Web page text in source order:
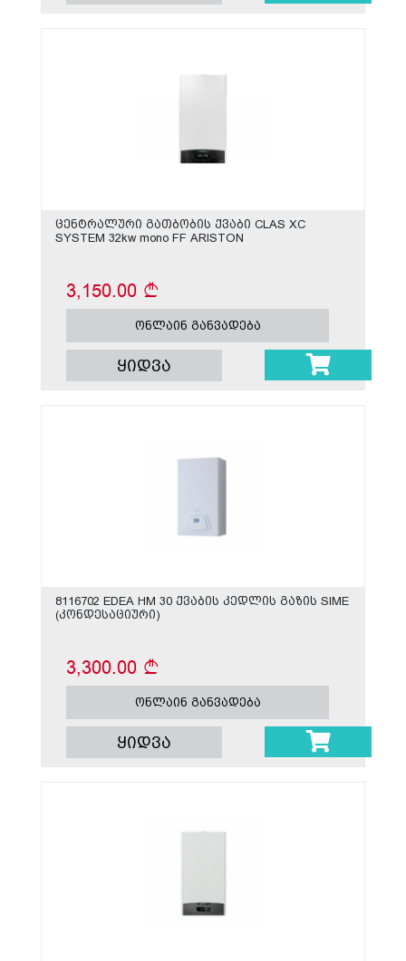
ცენტრალური გათბობის ქვაბი CLAS XC
SYSTEM 32kw mono FF ARISTON
3,150.00
ონლაინ განვადება
ყიდვა
8116702 EDEA HM 30 ქვაბის კედლის გაზის SIME
(კონდესაციური)
3,300.00
ონლაინ განვადება
ყიდვა